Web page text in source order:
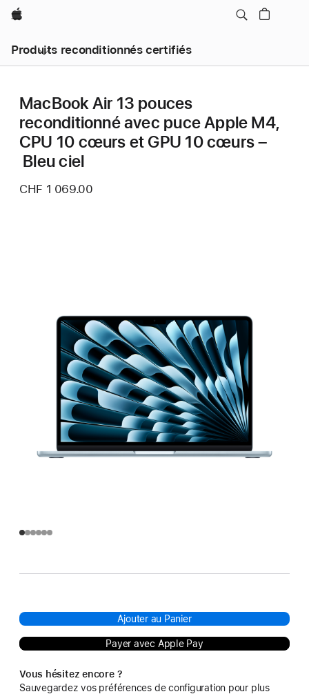
Apple
Produits reconditionnés certifiés
MacBook Air 13 pouces
reconditionné avec puce Apple M4,
CPU 10 cœurs et GPU 10 cœurs –
Bleu ciel
CHF 1 069.00
Ajouter au Panier
Payer avec Apple Pay
Vous hésitez encore ?
Sauvegardez vos préférences de configuration pour plus